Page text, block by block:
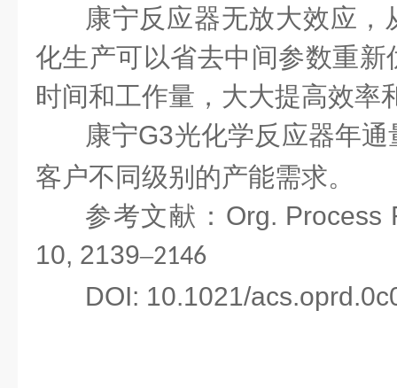
康宁反应器无放大效应，
化生产可以省去中间参数重
时间和工作量，大大提高效率
康宁G3光化学反应器年通
客户不同级别的产能需求。
参考文献： Org. Process
10, 2139–2146
DOI: 10.1021/